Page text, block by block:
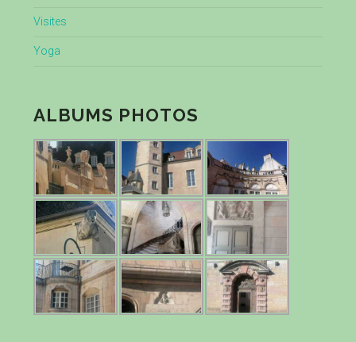
Visites
Yoga
ALBUMS PHOTOS